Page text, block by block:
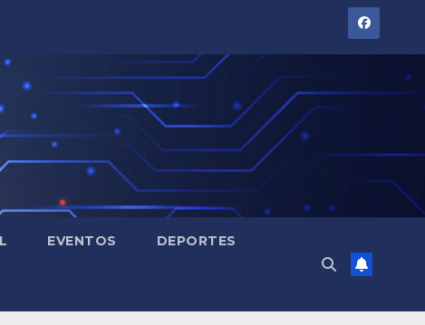
EVENTOS DEPORTES